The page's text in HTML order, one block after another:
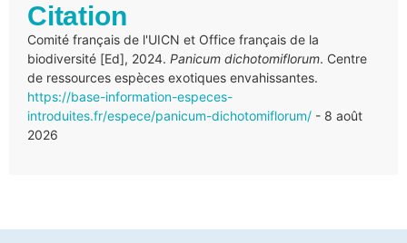
Citation
Comité français de l'UICN et Office français de la
biodiversité [Ed], 2024. Panicum dichotomiflorum. Centre
de ressources espèces exotiques envahissantes.
https://base-information-especes-
introduites.fr/espece/panicum-dichotomiflorum/ - 8 août
2026